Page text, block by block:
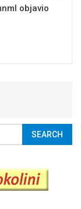
objavio